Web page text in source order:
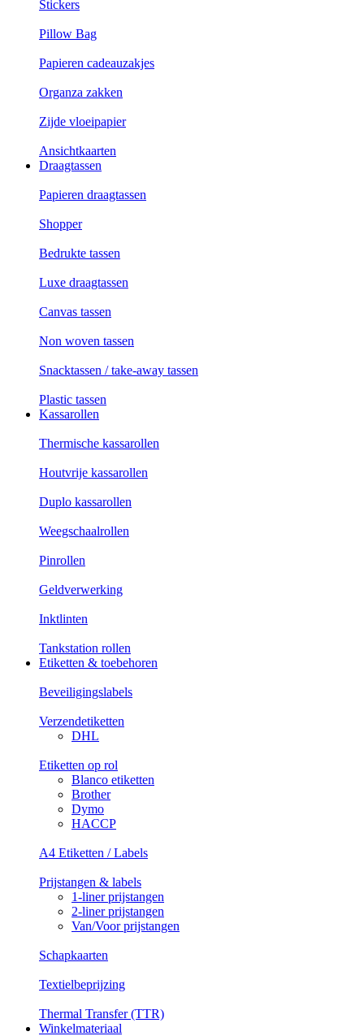
Stickers
Pillow Bag
Papieren cadeauzakjes
Organza zakken
Zijde vloeipapier
Ansichtkaarten
Draagtassen
Papieren draagtassen
Shopper
Bedrukte tassen
Luxe draagtassen
Canvas tassen
Non woven tassen
Snacktassen / take-away tassen
Plastic tassen
Kassarollen
Thermische kassarollen
Houtvrije kassarollen
Duplo kassarollen
Weegschaalrollen
Pinrollen
Geldverwerking
Inktlinten
Tankstation rollen
Etiketten & toebehoren
Beveiligingslabels
Verzendetiketten
DHL
Etiketten op rol
Blanco etiketten
Brother
Dymo
HACCP
A4 Etiketten / Labels
Prijstangen & labels
1-liner prijstangen
2-liner prijstangen
Van/Voor prijstangen
Schapkaarten
Textielbeprijzing
Thermal Transfer (TTR)
Winkelmateriaal